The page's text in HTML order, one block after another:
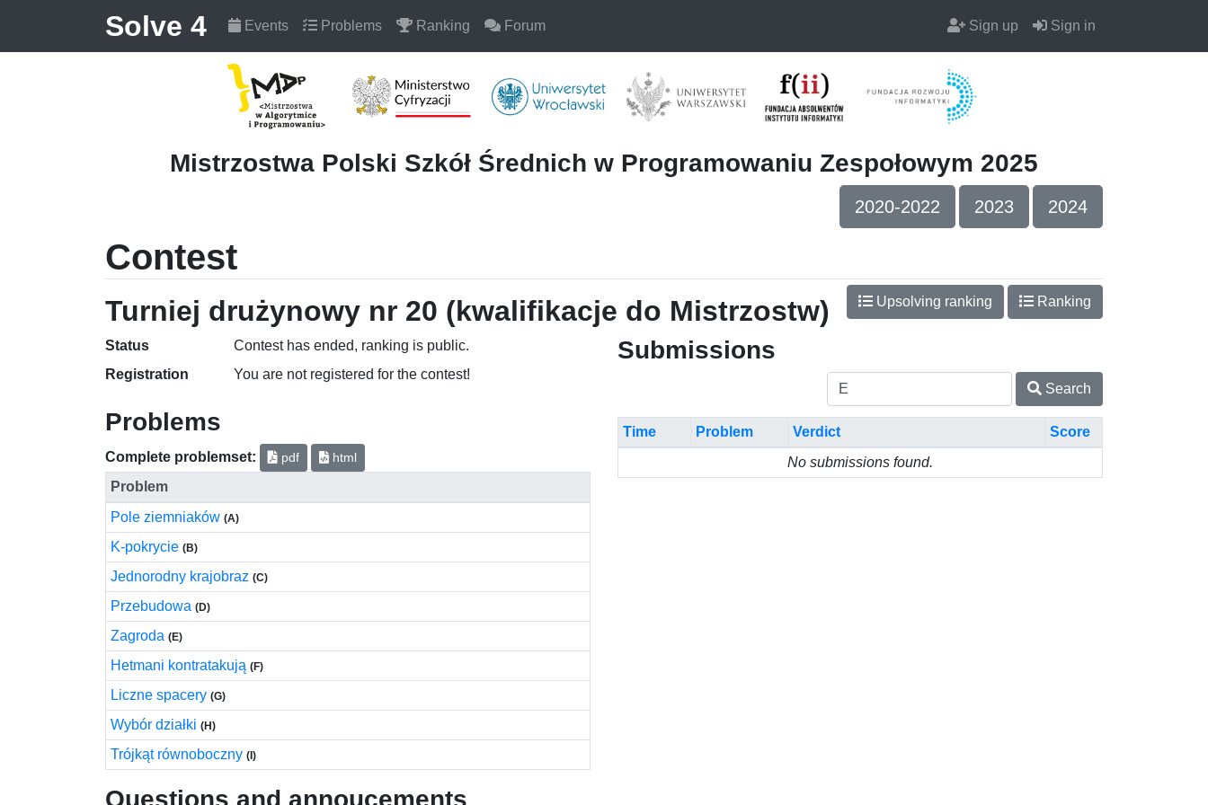
Solve 4 Events Problems Ranking Forum Sign up Sign in
Mistrzostwa Polski Szkół Średnich w Programowaniu Zespołowym 2025
2020-2022 2023 2024
Contest
Turniej drużynowy nr 20 (kwalifikacje do Mistrzostw) Upsolving ranking Ranking
Status
Contest has ended, ranking is public.
Registration
You are not registered for the contest!
Problems
Complete problemset: pdf html
Problem
Pole ziemniaków (A)
K-pokrycie (B)
Jednorodny krajobraz (C)
Przebudowa (D)
Zagroda (E)
Hetmani kontratakują (F)
Liczne spacery (G)
Wybór działki (H)
Trójkąt równoboczny (I)
Questions and annoucements
Submissions
Search
Time Problem Verdict
Score
No submissions found.